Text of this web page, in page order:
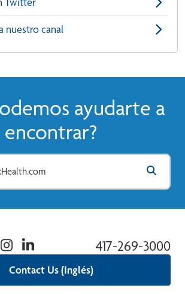
nuestro canal
ayudarte a
encontrar?
Contact Us (Inglés)
417-269-3000
InstagramLinkedin